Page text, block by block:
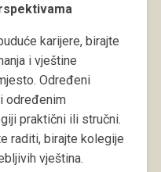
karijere, birajte
i vještine
Određeni
određenim
praktični ili stručni.
raditi, birajte kolegije
vještina.